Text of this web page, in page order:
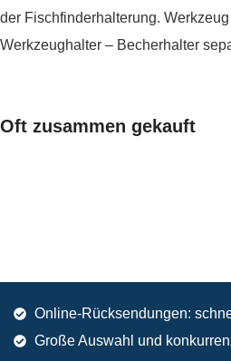
der Fischfinderhalterung.
Werkzeughalter – Becherhalter
Oft zusammen gekauft
Online-Rücksendungen:
Große Auswahl und